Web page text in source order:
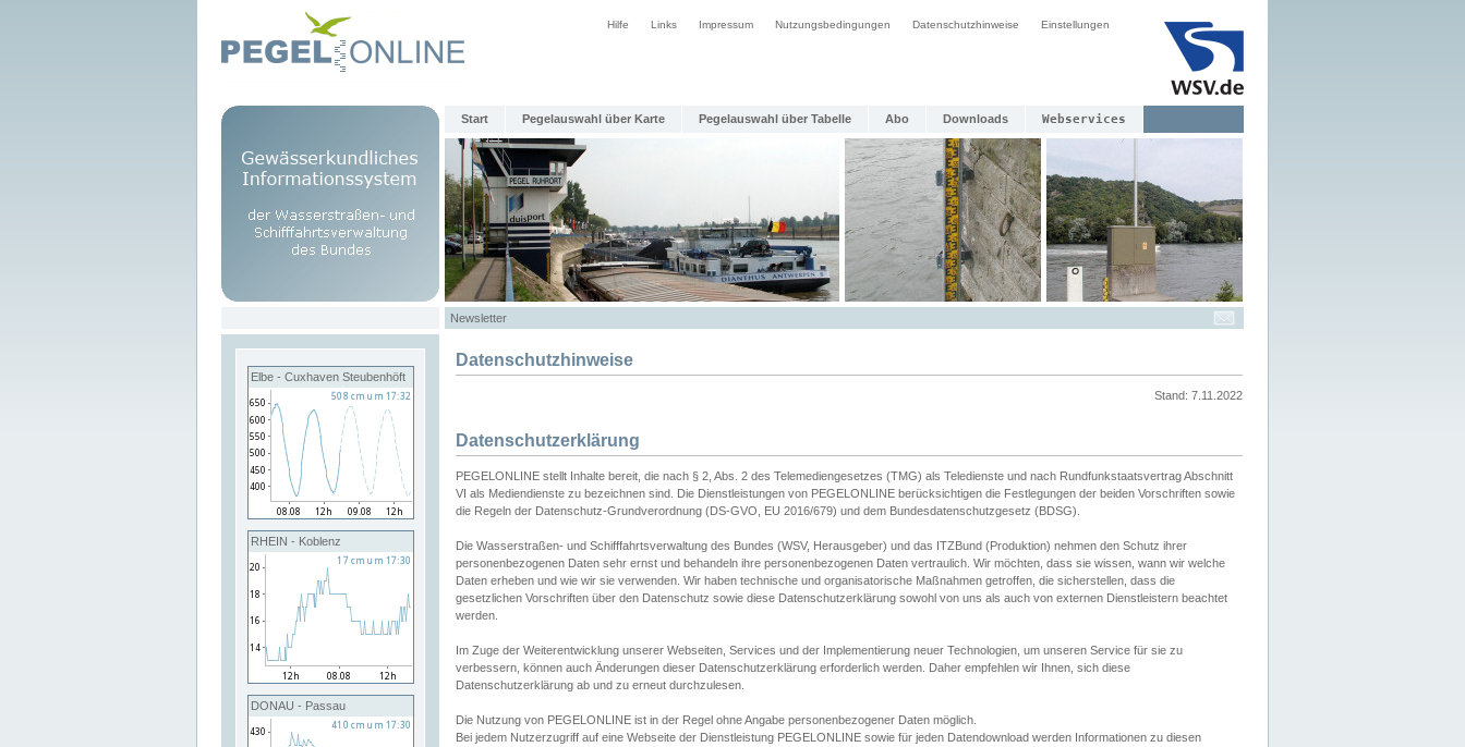
Hilfe Links Impressum Nutzungsbedingungen Datenschutzhinweise Einstellungen
Start Pegelauswahl über Karte Pegelauswahl über Tabelle Abo Downloads Webservices
Newsletter
Elbe - Cuxhaven Steubenhöft
RHEIN - Koblenz
DONAU - Passau
Datenschutzhinweise
Stand: 7.11.2022
Datenschutzerklärung
PEGELONLINE stellt Inhalte bereit, die nach § 2, Abs. 2 des Telemediengesetzes (TMG) als Teledienste und nach Rundfunkstaatsvertrag Abschnitt
VI als Mediendienste zu bezeichnen sind. Die Dienstleistungen von PEGELONLINE berücksichtigen die Festlegungen der beiden Vorschriften sowie
die Regeln der Datenschutz-Grundverordnung (DS-GVO, EU 2016/679) und dem Bundesdatenschutzgesetz (BDSG).
Die Wasserstraßen- und Schifffahrtsverwaltung des Bundes (WSV, Herausgeber) und das ITZBund (Produktion) nehmen den Schutz ihrer
personenbezogenen Daten sehr ernst und behandeln ihre personenbezogenen Daten vertraulich. Wir möchten, dass sie wissen, wann wir welche
Daten erheben und wie wir sie verwenden. Wir haben technische und organisatorische Maßnahmen getroffen, die sicherstellen, dass die
gesetzlichen Vorschriften über den Datenschutz sowie diese Datenschutzerklärung sowohl von uns als auch von externen Dienstleistern beachtet
werden.
Im Zuge der Weiterentwicklung unserer Webseiten, Services und der Implementierung neuer Technologien, um unseren Service für sie zu
verbessern, können auch Änderungen dieser Datenschutzerklärung erforderlich werden. Daher empfehlen wir Ihnen, sich diese
Datenschutzerklärung ab und zu erneut durchzulesen.
Die Nutzung von PEGELONLINE ist in der Regel ohne Angabe personenbezogener Daten möglich.
Bei jedem Nutzerzugriff auf eine Webseite der Dienstleistung PEGELONLINE sowie für jeden Datendownload werden Informationen zu diesen